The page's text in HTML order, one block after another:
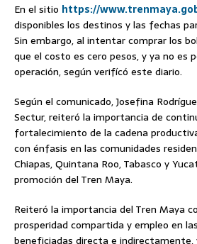
En el sitio https://
disponibles los destinos y las fechas
Sin embargo, al intentar comprar los
que el costo es cero pesos, y ya no es
operación, según verifícó este diario.
Según el comunicado, Josefina
Sectur, reiteró la importancia de
fortalecimiento de la cadena
con énfasis en las comunidades
Chiapas, Quintana Roo, Tabasco y
promoción del Tren Maya.
Reiteró la importancia del Tren Maya
prosperidad compartida y empleo en
beneficiadas directa e indirectamente,